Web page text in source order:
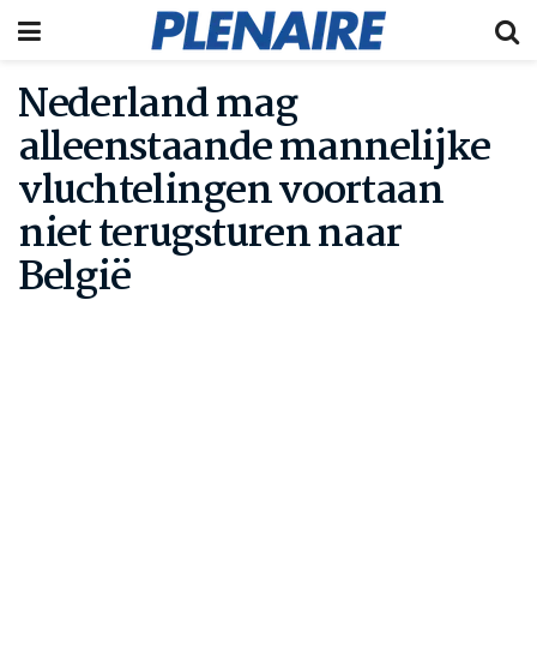
Nederland mag
alleenstaande mannelijke
vluchtelingen voortaan
niet terugsturen naar
België